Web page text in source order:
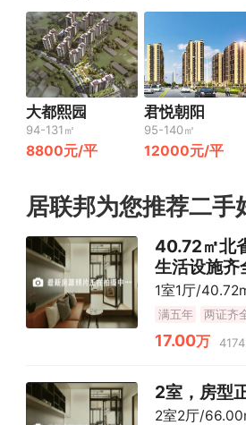
大都熙园
94-131㎡
8800元/平
君悦朝阳
95-140㎡
12000元/平
居联邦为您推荐二手
40.72㎡北
生活设施齐
1室1厅/
满五年 两证齐
17.00万
2室，房型
2室2厅/